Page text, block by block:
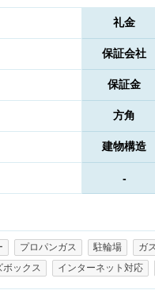
礼金
保証会社
保証金
方角
建物構造
-
プロパンガス 駐輪場 ガ
ボックス インターネット対応